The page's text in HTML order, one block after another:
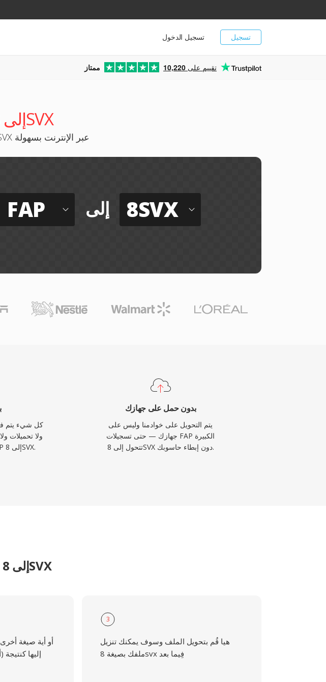
تسجيل تسجيل الدخول
ممتاز 10,220 تقييم على
محول FAP إلى 8SVX
تحويل صوتيات FAP إلى صيغة 8SVX عبر الإنترنت بسهولة
FAP إلى 8SVX
كل شيء يتم
ولا تحميلات
افتح الصفحة وحوّل FAP إلى 8SVX.
بدون حمل على جهازك
يتم التحويل على خوادمنا وليس على
جهازك — حتى تسجيلات FAP الكبيرة
تتحول إلى 8SVX دون إبطاء حاسوبك.
كيفية تحويل FAP إلى 8SVX
إليها كنتيجة (أكثر من
3
هيا قُم بتحويل الملف وسوف يمكنك تنزيل
ملفك بصيغة 8svx فِيما بعد